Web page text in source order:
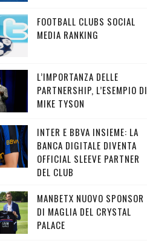
FOOTBALL CLUBS SOCIAL
MEDIA RANKING
L’IMPORTANZA DELLE
PARTNERSHIP, L’ESEMPIO DI
MIKE TYSON
INTER E BBVA INSIEME: LA
BANCA DIGITALE DIVENTA
OFFICIAL SLEEVE PARTNER
DEL CLUB
MANBETX NUOVO SPONSOR
DI MAGLIA DEL CRYSTAL
PALACE